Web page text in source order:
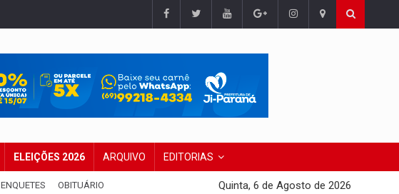
ELEIÇÕES 2026 ARQUIVO EDITORIAS
ENQUETES OBITUÁRIO Quinta, 6 de Agosto de 2026